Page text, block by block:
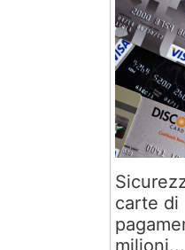
carte di
milioni...